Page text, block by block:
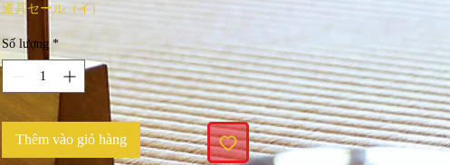
道具セール（イ）
Số lượng *
Thêm vào giỏ hàng